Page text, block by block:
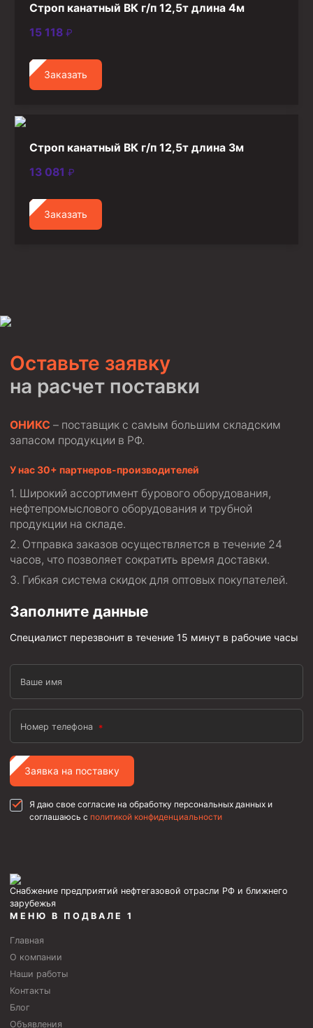
Строп канатный ВК г/п 12,5т длина 4м
15 118 ₽
Заказать
Строп канатный ВК г/п 12,5т длина 3м
13 081 ₽
Заказать
Оставьте заявку
на расчет поставки
ОНИКС – поставщик с самым большим складским
запасом продукции в РФ.
У нас 30+ партнеров-производителей
Широкий ассортимент бурового оборудования,
нефтепромыслового оборудования и трубной
продукции на складе.
Отправка заказов осуществляется в течение 24
часов, что позволяет сократить время доставки.
Гибкая система скидок для оптовых покупателей.
Заполните данные
Специалист перезвонит в течение 15 минут в рабочие часы
Ваше имя
Номер телефона
Заявка на поставку
Я даю свое согласие на обработку персональных данных и
соглашаюсь с политикой конфиденциальности
Снабжение предприятий нефтегазовой отрасли РФ и ближнего
зарубежья
МЕНЮ В ПОДВАЛЕ 1
Главная
О компании
Наши работы
Контакты
Блог
Объявления